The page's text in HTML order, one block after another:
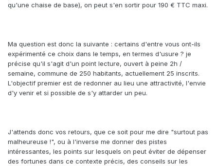
qu'une chaise de base), on peut s'en sortir pour 190 € TTC maxi.
Ma question est donc la suivante : certains d'entre vous ont-ils
expérimenté ce choix dans le temps, en termes d'usure ? je
précise qu'il s'agit d'un point lecture, ouvert à peine 2h /
semaine, commune de 250 habitants, actuellement 25 inscrits.
L'objectif premier est de redonner au lieu une attractivité, l'envie
d'y venir et si possible de s'y attarder un peu.
J'attends donc vos retours, que ce soit pour me dire "surtout pas
malheureuse !", ou à l'inverse me donner des pistes
intéressantes, les points sur lesquels on peut éviter de dépenser
des fortunes dans ce contexte précis, des conseils sur les